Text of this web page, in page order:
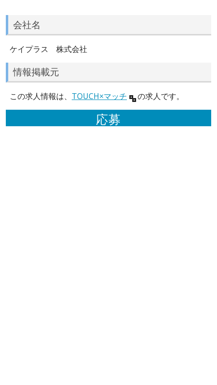
会社名
ケイプラス 株式会社
情報掲載元
この求人情報は、 TOUCH×マッチ の求人です。
応募